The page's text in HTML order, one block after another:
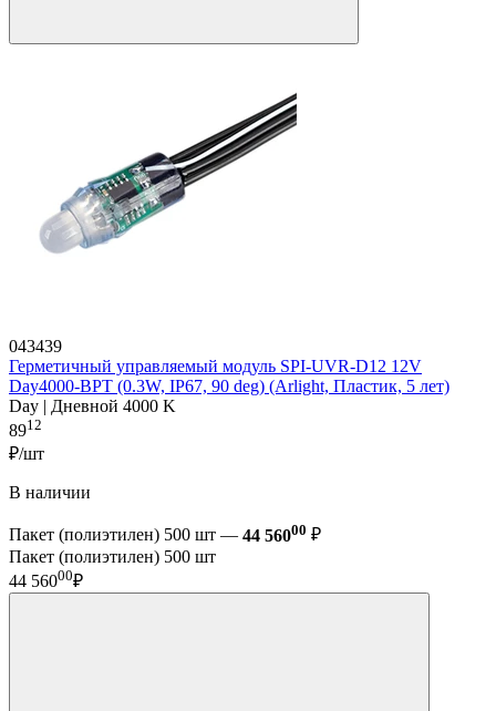
043439
Герметичный управляемый модуль SPI-UVR-D12 12V
Day4000-BPT (0.3W, IP67, 90 deg) (Arlight, Пластик, 5 лет)
Day | Дневной 4000 K
8912
₽/шт
В наличии
Пакет (полиэтилен) 500 шт — 44 56000 ₽
Пакет (полиэтилен) 500 шт
44 56000₽